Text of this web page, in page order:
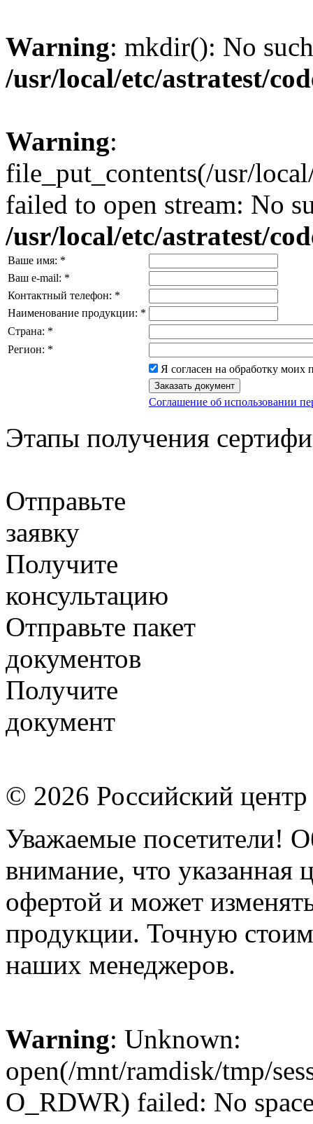
Warning: mkdir(): No
/usr/local/etc/astratest/
Warning:
file_put_contents(/usr/
failed to open stream: No
/usr/local/etc/astratest/
Ваше имя: *
Ваш e-mail: *
Контактный телефон: *
Наименование продукции: *
Страна: *
Регион: *
Я согласен на обработку моих
Соглашение об использовании
Этапы получения
Отправьте
заявку
Получите
консультацию
Отправьте пакет
документов
Получите
документ
© 2026 Российский
Уважаемые посетители!
внимание, что указанная
офертой и может
продукции. Точную
наших менеджеров.
Warning: Unknown:
open(/mnt/ramdisk/tmp/
O_RDWR) failed: No